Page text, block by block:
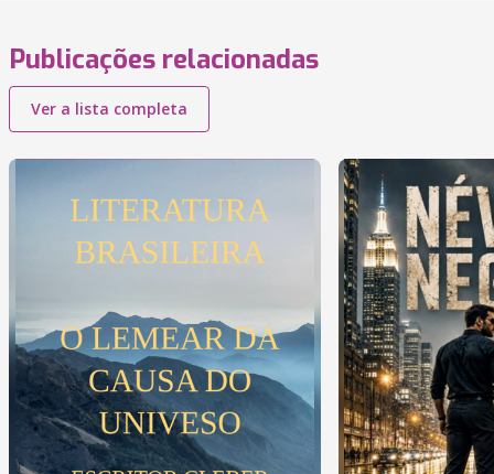
Publicações relacionadas
Ver a lista completa